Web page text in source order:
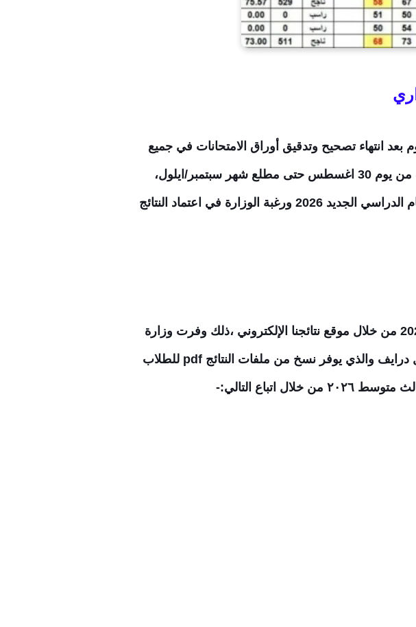
بعد انتهاء تصحيح وتدقيق أوراق الامتحانات في جميع
حيث استمرت عملية التصحيح فترة طويلة والتي بدأت من يوم 30 اغسطس حتى مطلع شهر سبتمبر/ايلول،
ولكن أكدت الوزارة أن تأخير الإعلان عن نتائج الامتحانات يرجع إلى بداية العام الدراسي الجديد 2026 ورغبة الوزارة في اعتماد النتائج
،ذلك وفرت وزارة
التربية بالعراق كشوف تحميل النتائج في جميع المحافظات عن طريق جوجل درايف والذي يوفر نسخ من ملفات النتائج pdf للطلاب
متوسط ٢٠٢٦ من خلال اتباع التالي:-